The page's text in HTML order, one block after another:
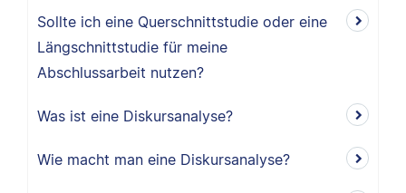
Sollte ich eine Querschnittstudie oder eine
Längschnittstudie für meine
Abschlussarbeit nutzen?
Was ist eine Diskursanalyse?
Wie macht man eine Diskursanalyse?